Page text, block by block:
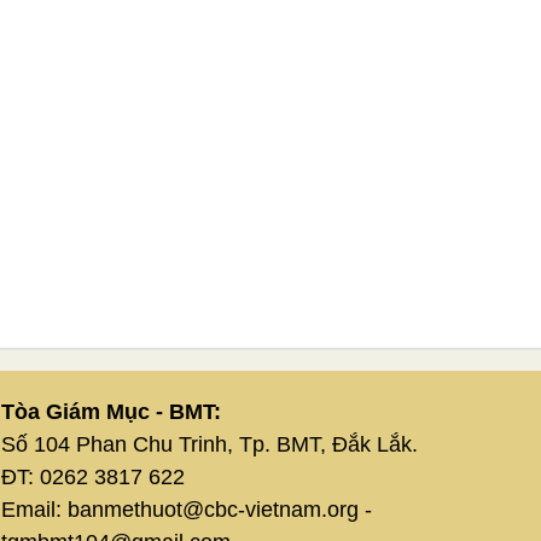
Tòa Giám Mục - BMT:
Số 104 Phan Chu Trinh, Tp. BMT, Đắk Lắk.
ĐT: 0262 3817 622
Email: banmethuot@cbc-vietnam.org -